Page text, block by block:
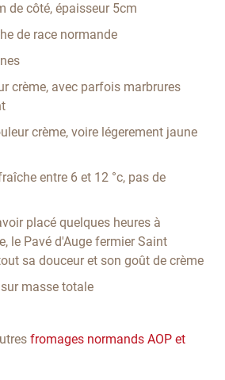
de côté, épaisseur 5cm
de race normande
crème, avec parfois marbrures
crème, voire légerement jaune
entre 6 et 12 °c, pas de
placé quelques heures à
le Pavé d'Auge fermier Saint
sa douceur et son goût de crème
masse totale
fromages normands AOP et